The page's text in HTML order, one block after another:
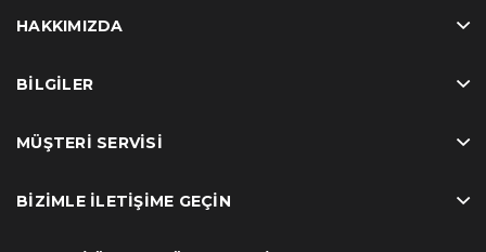
HAKKIMIZDA
BILGILER
MÜŞTERI SERVISI
BIZIMLE İLETIŞIME GEÇIN